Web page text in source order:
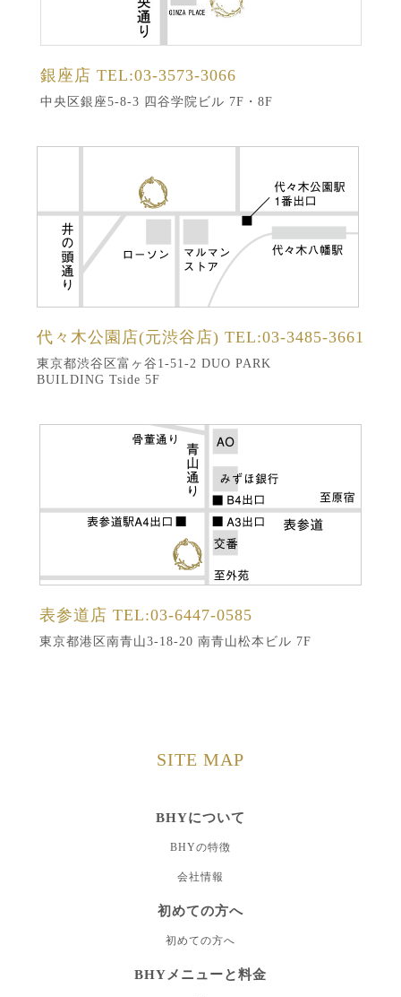
銀座店 TEL:03-3573-3066
中央区銀座5-8-3 四谷学院ビル 7F・8F
代々木公園店(元渋谷店) TEL:03-3485-3661
東京都渋谷区富ヶ谷1-51-2 DUO PARK
BUILDING Tside 5F
表参道店 TEL:03-6447-0585
東京都港区南青山3-18-20 南青山松本ビル 7F
SITE MAP
BHYについて
BHYの特徴
会社情報
初めての方へ
初めての方へ
BHYメニューと料金